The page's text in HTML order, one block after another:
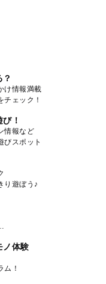
け情報満載
チェック！
！
情報など
びスポット
り遊ぼう♪
ノ体験
ム！